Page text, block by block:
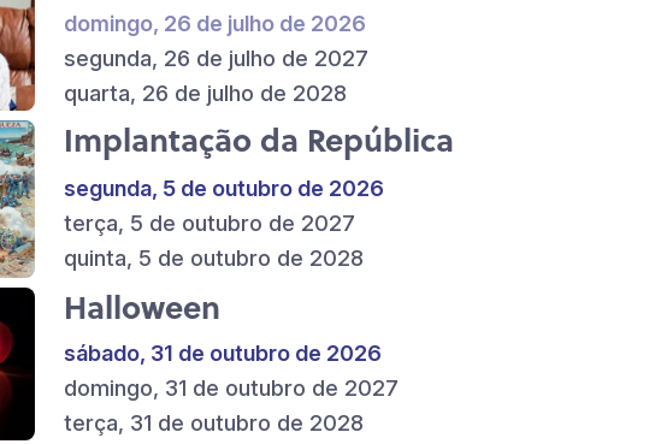
domingo, 26 de julho de 2026
segunda, 26 de julho de 2027
quarta, 26 de julho de 2028
Implantação da República
segunda, 5 de outubro de 2026
terça, 5 de outubro de 2027
quinta, 5 de outubro de 2028
Halloween
sábado, 31 de outubro de 2026
domingo, 31 de outubro de 2027
terça, 31 de outubro de 2028